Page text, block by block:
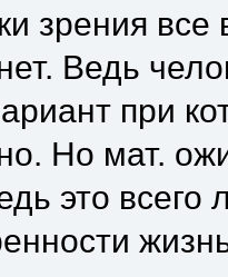
зрения все
Ведь
при
Но мат.
это